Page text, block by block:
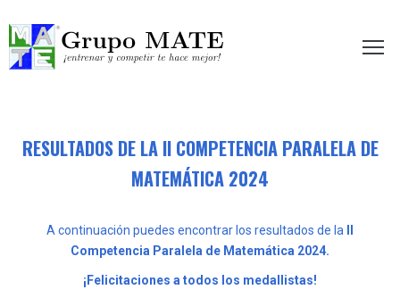
te hace mejor!
RESULTADOS DE LA II COMPETENCIA PARALELA DE
MATEMÁTICA 2024
A continuación puedes encontrar los resultados de la
Competencia Paralela de Matemática 2024.
¡Felicitaciones a todos los medallistas!